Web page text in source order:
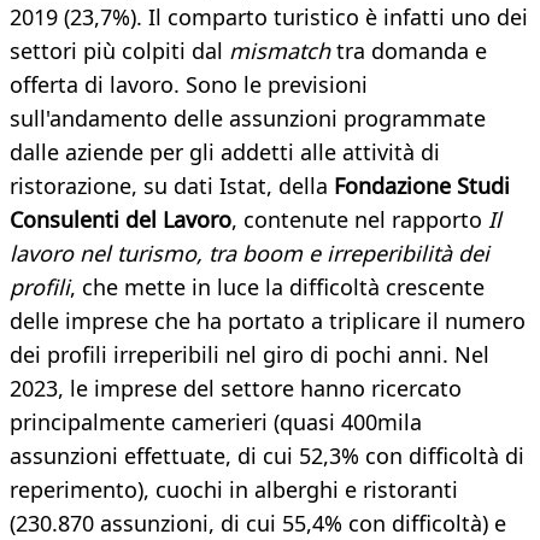
2019 (23,7%). Il comparto turistico è infatti uno dei
settori più colpiti dal mismatchtra domanda e
offerta di lavoro. Sono le previsioni
sull'andamento delle assunzioni programmate
dalle aziende per gli addetti alle attività di
ristorazione, su dati Istat, della Fondazione Studi
Consulenti del Lavoro, contenute nel rapporto Il
lavoro nel turismo, tra boom e irreperibilità dei
profili, che mette in luce la difficoltà crescente
delle imprese che ha portato a triplicare il numero
dei profili irreperibili nel giro di pochi anni. Nel
2023, le imprese del settore hanno ricercato
principalmente camerieri (quasi 400mila
assunzioni effettuate, di cui 52,3% con difficoltà di
reperimento), cuochi in alberghi e ristoranti
(230.870 assunzioni, di cui 55,4% con difficoltà) e